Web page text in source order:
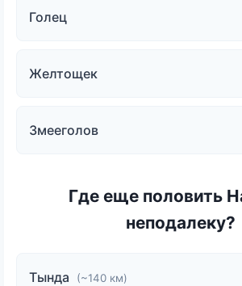
Голец
Желтощек
Змееголов
Где еще половить
неподалеку?
Тында (~140 км)